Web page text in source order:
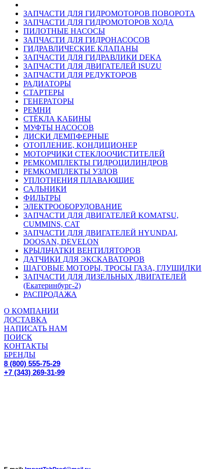
ЗАПЧАСТИ ДЛЯ ГИДРОМОТОРОВ ПОВОРОТА
ЗАПЧАСТИ ДЛЯ ГИДРОМОТОРОВ ХОДА
ПИЛОТНЫЕ НАСОСЫ
ЗАПЧАСТИ ДЛЯ ГИДРОНАСОСОВ
ГИДРАВЛИЧЕСКИЕ КЛАПАНЫ
ЗАПЧАСТИ ДЛЯ ГИДРАВЛИКИ DEKA
ЗАПЧАСТИ ДЛЯ ДВИГАТЕЛЕЙ ISUZU
ЗАПЧАСТИ ДЛЯ РЕДУКТОРОВ
РАДИАТОРЫ
СТАРТЕРЫ
ГЕНЕРАТОРЫ
РЕМНИ
СТЁКЛА КАБИНЫ
МУФТЫ НАСОСОВ
ДИСКИ ДЕМПФЕРНЫЕ
ОТОПЛЕНИЕ, КОНДИЦИОНЕР
МОТОРЧИКИ СТЕКЛООЧИСТИТЕЛЕЙ
РЕМКОМПЛЕКТЫ ГИДРОЦИЛИНДРОВ
РЕМКОМПЛЕКТЫ УЗЛОВ
УПЛОТНЕНИЯ ПЛАВАЮЩИЕ
САЛЬНИКИ
ФИЛЬТРЫ
ЭЛЕКТРООБОРУДОВАНИЕ
ЗАПЧАСТИ ДЛЯ ДВИГАТЕЛЕЙ KOMATSU,
CUMMINS, CAT
ЗАПЧАСТИ ДЛЯ ДВИГАТЕЛЕЙ HYUNDAI,
DOOSAN, DEVELON
КРЫЛЬЧАТКИ ВЕНТИЛЯТОРОВ
ДАТЧИКИ ДЛЯ ЭКСКАВАТОРОВ
ШАГОВЫЕ МОТОРЫ, ТРОСЫ ГАЗА, ГЛУШИЛКИ
ЗАПЧАСТИ ДЛЯ ДИЗЕЛЬНЫХ ДВИГАТЕЛЕЙ
(Екатеринбург-2)
РАСПРОДАЖА
О КОМПАНИИ
ДОСТАВКА
НАПИСАТЬ НАМ
ПОИСК
КОНТАКТЫ
БРЕНДЫ
8 (800) 555-75-29
+7 (343) 269-31-99